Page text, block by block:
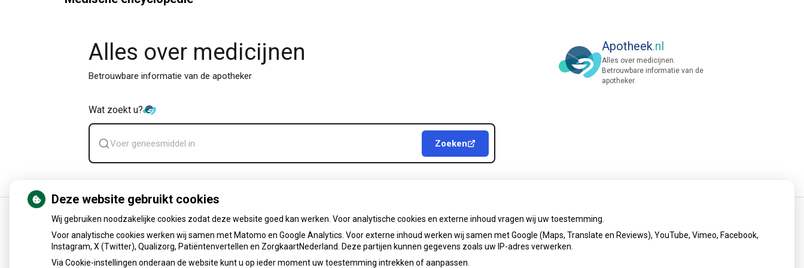
Alles over medicijnen
Betrouwbare informatie van de apotheker
Apotheek.nl
Alles over medicijnen.
Betrouwbare informatie van de
apotheker.
Wat zoekt u?
Zoek
geneesmiddel
Zoeken
Uw Zorg Online Beheer parkapotheek@ezorg.nl Privacy verklaring | Cookie-instellingen | Voorwaarden
Deze website gebruikt cookies
Wij gebruiken noodzakelijke cookies zodat deze website goed kan werken. Voor analytische cookies en externe inhoud vragen wij uw toestemming.
Voor analytische cookies werken wij samen met Matomo en Google Analytics. Voor externe inhoud werken wij samen met Google (Maps, Translate en Reviews), YouTube, Vimeo, Facebook,
Instagram, X (Twitter), Qualizorg, Patiëntenvertellen en ZorgkaartNederland. Deze partijen kunnen gegevens zoals uw IP-adres verwerken.
Via Cookie-instellingen onderaan de website kunt u op ieder moment uw toestemming intrekken of aanpassen.